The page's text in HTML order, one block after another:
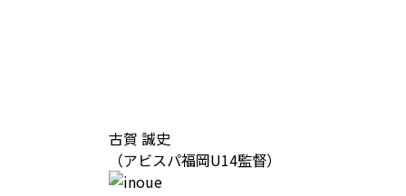
古賀 誠史
（アビスパ福岡U14監督）